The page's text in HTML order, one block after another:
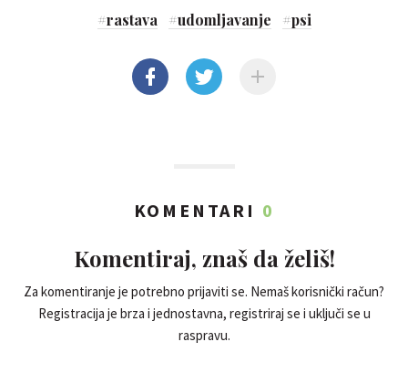
#rastava #udomljavanje #psi
KOMENTARI 0
Komentiraj, znaš da želiš!
Za komentiranje je potrebno prijaviti se. Nemaš korisnički račun?
Registracija je brza i jednostavna, registriraj se i uključi se u
raspravu.